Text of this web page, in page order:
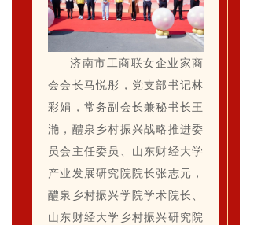
济南市工商联女企业家商
会会长马悦彤，党支部书记林
彩娟，常务副会长兼秘书长王
滟，醴泉乡村振兴战略推进委
员会主任委员、山东财经大学
产业发展研究院院长张志元，
醴泉乡村振兴学院学术院长、
山东财经大学乡村振兴研究院